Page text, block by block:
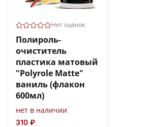
Нет оценок
Полироль-
очиститель
пластика матовый
"Polyrole Matte"
ваниль (флакон
600мл)
нет в наличии
310 ₽